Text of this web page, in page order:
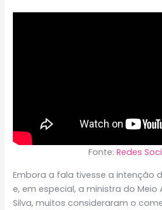
Fonte: Redes
Embora a fala tivesse a intenção
e, em especial, a ministra do Meio
Silva, muitos consideraram o